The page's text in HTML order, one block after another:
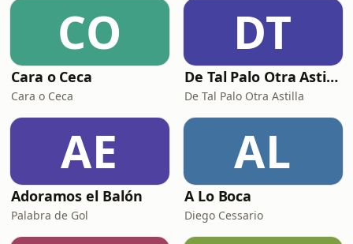
CO
Cara o Ceca
Cara o Ceca
DT
De Tal Palo Otra Astilla
De Tal Palo Otra Astilla
AE
Adoramos el Balón
Palabra de Gol
AL
A Lo Boca
Diego Cessario